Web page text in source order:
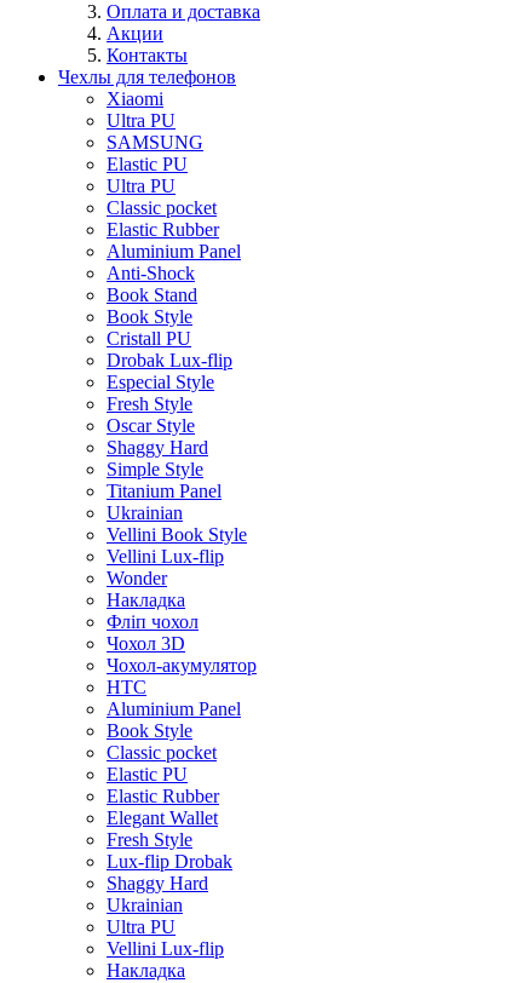
Оплата и доставка
Акции
Контакты
Чехлы для телефонов
Xiaomi
Ultra PU
SAMSUNG
Elastic PU
Ultra PU
Classic pocket
Elastic Rubber
Aluminium Panel
Anti-Shock
Book Stand
Book Style
Cristall PU
Drobak Lux-flip
Especial Style
Fresh Style
Oscar Style
Shaggy Hard
Simple Style
Titanium Panel
Ukrainian
Vellini Book Style
Vellini Lux-flip
Wonder
Накладка
Фліп чохол
Чохол 3D
Чохол-акумулятор
HTC
Aluminium Panel
Book Style
Classic pocket
Elastic PU
Elastic Rubber
Elegant Wallet
Fresh Style
Lux-flip Drobak
Shaggy Hard
Ukrainian
Ultra PU
Vellini Lux-flip
Накладка